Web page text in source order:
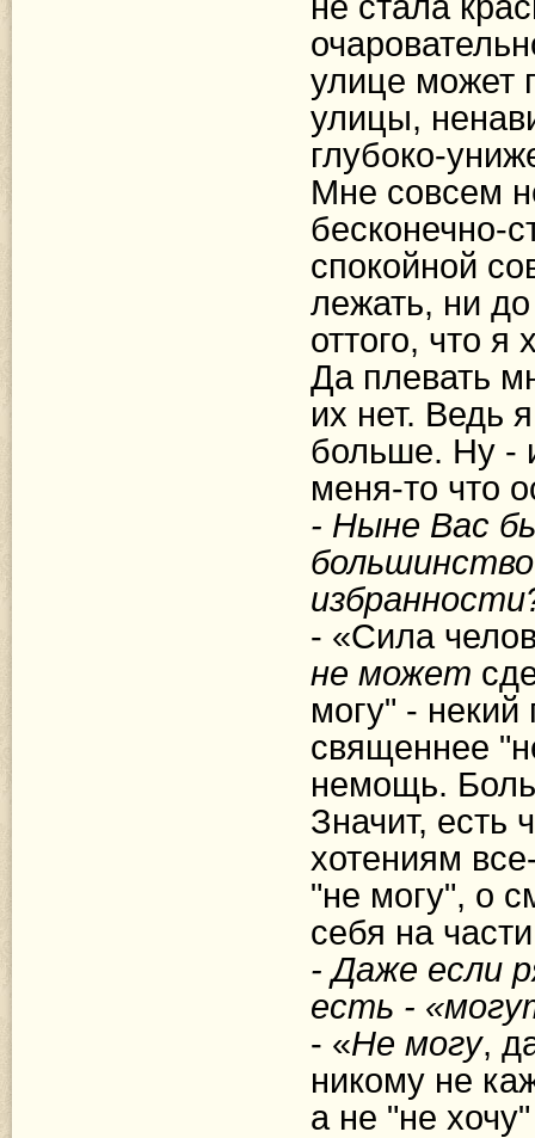
улице может
улицы,
глубоко-
Мне совсем
бесконечно-
спокойной
лежать, ни
оттого, что я
Да плевать
их нет. Ведь
больше. Ну -
меня-то что
- Ныне Вас
- «Сила
не может
могу" -
священнее
немощь.
Значит, есть
хотениям
"не могу", о
себя на
- Даже если
есть -
- «Не могу,
никому не
а не "не